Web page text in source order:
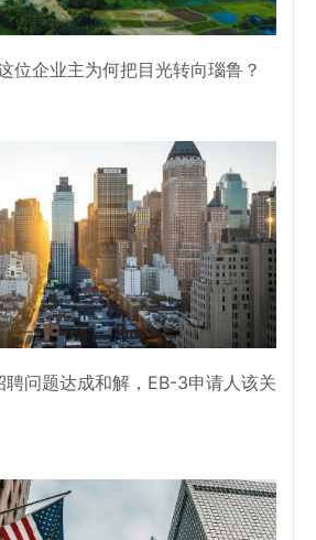
位企业主为何把目光转向瑙鲁？
聘问题达成和解，EB-3申请人该关